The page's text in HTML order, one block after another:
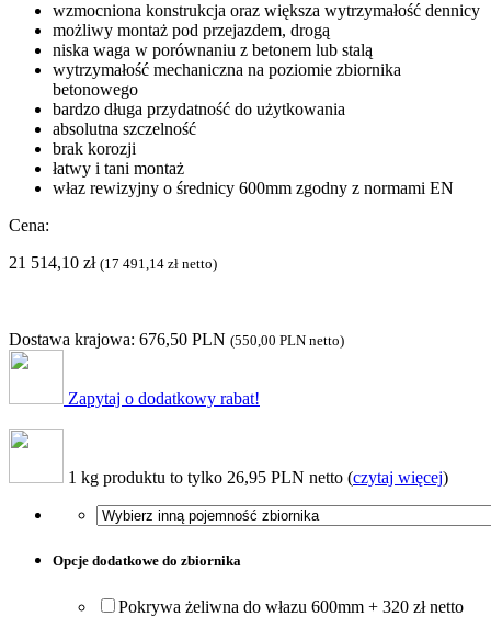
wzmocniona konstrukcja oraz większa wytrzymałość dennicy
możliwy montaż pod przejazdem, drogą
niska waga w porównaniu z betonem lub stalą
wytrzymałość mechaniczna na poziomie zbiornika
betonowego
bardzo długa przydatność do użytkowania
absolutna szczelność
brak korozji
łatwy i tani montaż
właz rewizyjny o średnicy 600mm zgodny z normami EN
Cena:
21 514,10 zł (17 491,14 zł netto)
Dostawa krajowa: 676,50 PLN (550,00 PLN netto)
Zapytaj o dodatkowy rabat!
1 kg produktu to tylko 26,95 PLN netto (czytaj więcej)
Opcje dodatkowe do zbiornika
Pokrywa żeliwna do włazu 600mm + 320 zł netto